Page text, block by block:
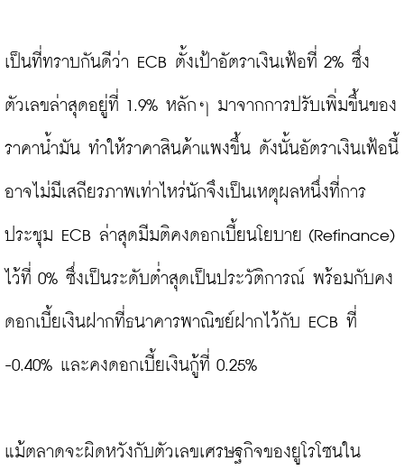
เป็นที่ทราบกันดีว่า ECB ตั้งเป้าอัตราเงินเฟ้อที่ 2% ซึ่ง
ตัวเลขล่าสุดอยู่ที่ 1.9% หลักๆ มาจากการปรับเพิ่มขึ้นของ
ราคาน้ำมัน ทำให้ราคาสินค้าแพงขึ้น ดังนั้นอัตราเงินเฟ้อนี้
อาจไม่มีเสถียรภาพเท่าไหร่นักจึงเป็นเหตุผลหนึ่งที่การ
ประชุม ECB ล่าสุดมีมติคงดอกเบี้ยนโยบาย (Refinance)
ไว้ที่ 0% ซึ่งเป็นระดับต่ำสุดเป็นประวัติการณ์ พร้อมกับคง
ดอกเบี้ยเงินฝากที่ธนาคารพาณิชย์ฝากไว้กับ ECB ที่
-0.40% และคงดอกเบี้ยเงินกู้ที่ 0.25%
แม้ตลาดจะผิดหวังกับตัวเลขเศรษฐกิจของยูโรโซนใน